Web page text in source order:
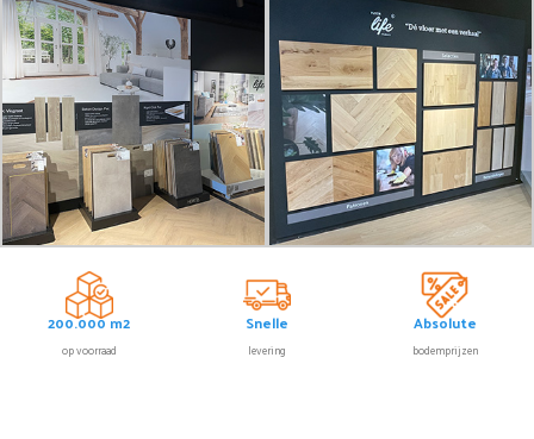
200.000 m2
op voorraad
Snelle
levering
Absolute
bodemprijzen